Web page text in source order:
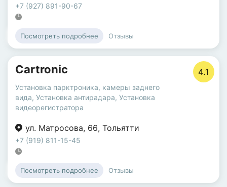
+7 (927) 891-90-67
Посмотреть подробнее Отзывы
Cartronic 4.1
Установка парктроника, камеры заднего
вида, Установка антирадара, Установка
видеорегистратора
ул. Матросова, 66, Тольятти
+7 (919) 811-15-45
Посмотреть подробнее Отзывы